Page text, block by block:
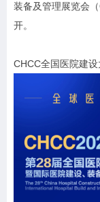
装备及管理展览会
开。
CHCC全国医院建设